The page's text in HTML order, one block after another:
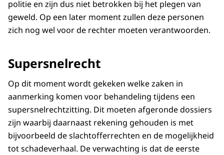
politie en zijn dus niet betrokken bij het plegen van
geweld. Op een later moment zullen deze personen
zich nog wel voor de rechter moeten verantwoorden.
Supersnelrecht
Op dit moment wordt gekeken welke zaken in
aanmerking komen voor behandeling tijdens een
supersnelrechtzitting. Dit moeten afgeronde dossiers
zijn waarbij daarnaast rekening gehouden is met
bijvoorbeeld de slachtofferrechten en de mogelijkheid
tot schadeverhaal. De verwachting is dat de eerste